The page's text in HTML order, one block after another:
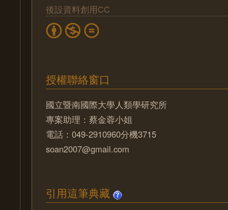
後設資料創用CC
授權聯絡窗口
國立暨南國際大學人類學研究所
專案助理：蔡金蓉小姐
電話：049-2910960分機3715
soan2007@gmail.com
引用這筆典藏